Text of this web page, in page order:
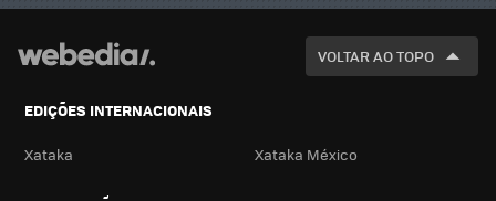
VOLTAR AO TOPO
EDIÇÕES INTERNACIONAIS
Xataka Xataka México